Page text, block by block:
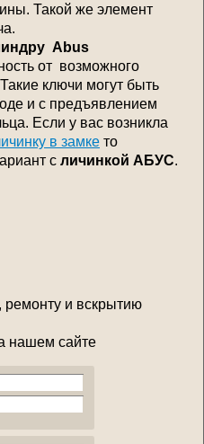
Такой же элемент
Abus
от возможного
ключи могут быть
и с предъявлением
Если у вас возникла
в замке то
с личинкой АБУС.
ремонту и вскрытию
нашем сайте